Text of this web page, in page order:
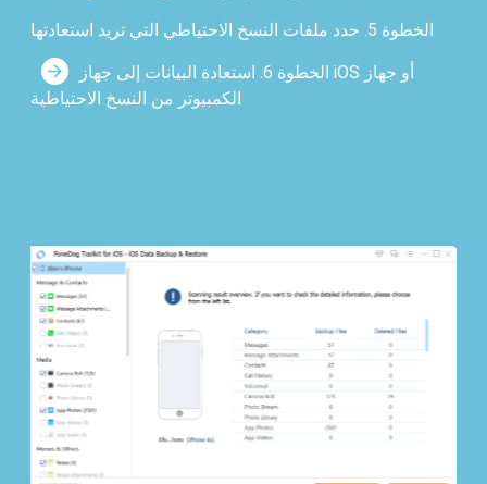
الخطوة 5. حدد ملفات النسخ الاحتياطي التي تريد استعادتها
الخطوة 6. استعادة البيانات إلى جهاز iOS أو جهاز
الكمبيوتر من النسخ الاحتياطية